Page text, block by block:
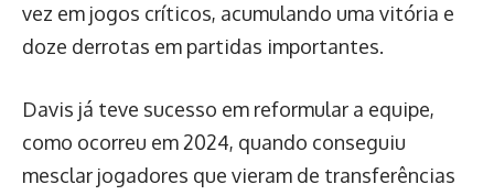
vez em jogos críticos, acumulando uma vitória e
doze derrotas em partidas importantes.
Davis já teve sucesso em reformular a equipe,
como ocorreu em 2024, quando conseguiu
mesclar jogadores que vieram de transferências